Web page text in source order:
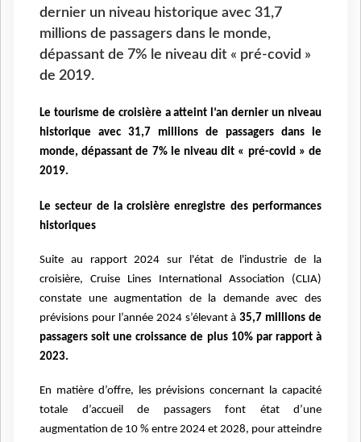
dernier un niveau historique avec 31,7
millions de passagers dans le monde,
dépassant de 7% le niveau dit « pré-covid »
de 2019.
Le tourisme de croisière a atteint l’andernier un niveau
historique avec 31,7 millions de passagers dans le
monde, dépassant de 7% le niveau dit « pré-covid » de
2019.
Le secteur de la croisière enregistre des performances
historiques
Suite au rapport 2024 sur l'état de l'industrie de la
croisière, Cruise Lines International Association (CLIA)
constate une augmentation de la demande avec des
prévisions pour l’année 2024 s’élevant à35,7 millions de
passagers soit une croissance de plus 10% par rapport à
2023.
En matière d’offre, les prévisions concernant la capacité
totale d’accueil de passagers font état d’une
augmentation de 10 % entre 2024 et 2028, pour atteindre